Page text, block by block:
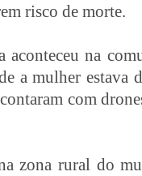
risco de morte.
aconteceu na
a mulher estava
com
zona rural do